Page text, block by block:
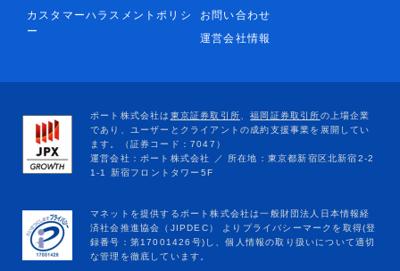
カスタマーハラスメントポリシ
ー
お問い合わせ
運営会社情報